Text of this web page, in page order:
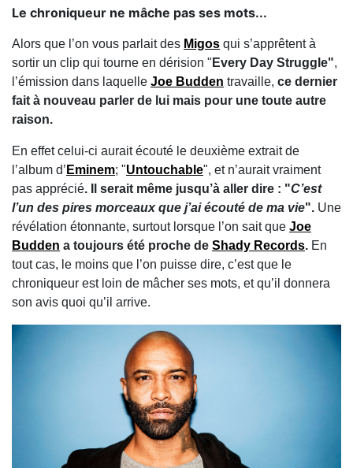
Le chroniqueur ne mâche pas ses mots...
Alors que l’on vous parlait des Migos qui s’apprêtent à
sortir un clip qui tourne en dérision " Every Day Struggle",
l’émission dans laquelle Joe Budden travaille, ce dernier
fait à nouveau parler de lui mais pour une toute autre
raison.
En effet celui-ci aurait écouté le deuxième extrait de
l’album d’ Eminem; "Untouchable", et n’aurait vraiment
pas apprécié. Il serait même jusqu’à aller dire : "C’est
l’un des pires morceaux que j’ai écouté de ma vie". Une
révélation étonnante, surtout lorsque l’on sait que Joe
Budden a toujours été proche de Shady Records. En
tout cas, le moins que l’on puisse dire, c’est que le
chroniqueur est loin de mâcher ses mots, et qu’il donnera
son avis quoi qu’il arrive.